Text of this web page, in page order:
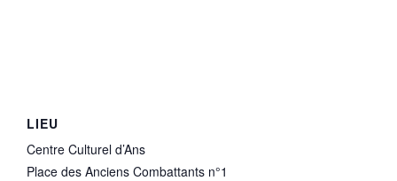
LIEU
Centre Culturel d’Ans
Place des Anciens Combattants n°1